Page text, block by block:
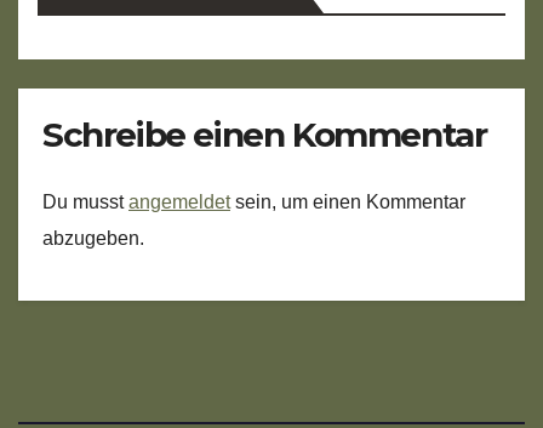
Schreibe einen Kommentar
Du musstangemeldetsein, um einen Kommentar
abzugeben.